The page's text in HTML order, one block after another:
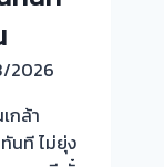
2026
กล้า
นที ไม่ยุ่ง